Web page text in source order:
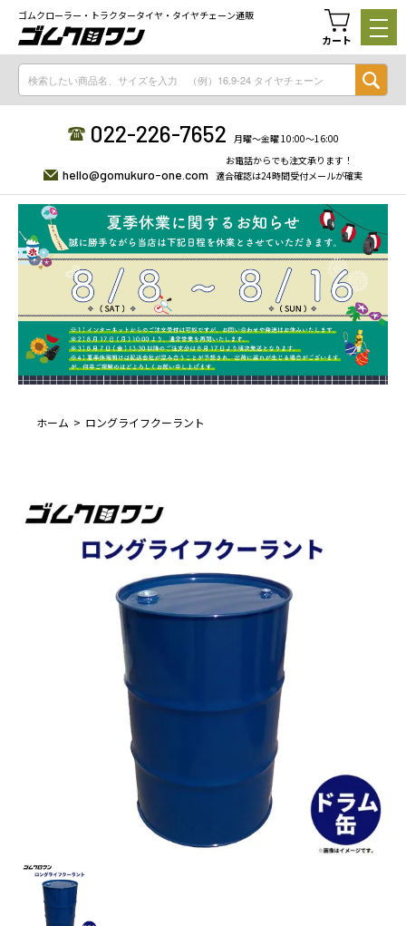
ゴムクローラー・トラクタータイヤ・タイヤチェーン通販
カート
022-226-7652 月曜〜金曜 10:00〜16:00
hello@gomukuro-one.com
お電話からでも注文承ります！
適合確認は24時間受付メールが確実
ホーム ロングライフクーラント